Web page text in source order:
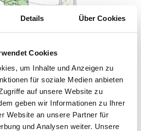
Details Über Cookies
Cookies
um Inhalte und Anzeigen zu
für soziale Medien anbieten
auf unsere Website zu
geben wir Informationen zu Ihrer
Website an unsere Partner für
und Analysen weiter. Unsere
Behandlungen